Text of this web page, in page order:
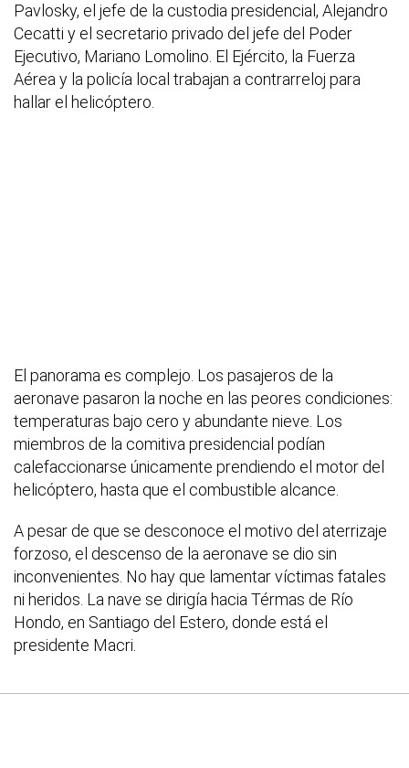
Pavlosky, el jefe de la custodia presidencial, Alejandro
Cecatti y el secretario privado del jefe del Poder
Ejecutivo, Mariano Lomolino. El Ejército, la Fuerza
Aérea y la policía local trabajan a contrarreloj para
hallar el helicóptero.
El panorama es complejo. Los pasajeros de la
aeronave pasaron la noche en las peores condiciones:
temperaturas bajo cero y abundante nieve. Los
miembros de la comitiva presidencial podían
calefaccionarse únicamente prendiendo el motor del
helicóptero, hasta que el combustible alcance.
A pesar de que se desconoce el motivo del aterrizaje
forzoso, el descenso de la aeronave se dio sin
inconvenientes. No hay que lamentar víctimas fatales
ni heridos. La nave se dirigía hacia Térmas de Río
Hondo, en Santiago del Estero, donde está el
presidente Macri.